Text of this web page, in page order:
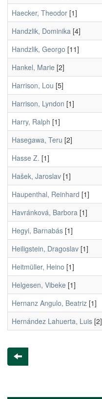
Haecker, Theodor [1]
Handzlik, Dominika [4]
Handzlik, Georgo [11]
Hankel, Marie [2]
Harrison, Lou [5]
Harrison, Lyndon [1]
Harry, Ralph [1]
Hasegawa, Teru [2]
Hasse Z. [1]
Hašek, Jaroslav [1]
Haupenthal, Reinhard [1]
Havránková, Barbora [1]
Hegyi, Barnabás [1]
Heiligstein, Dragoslav [1]
Heitmüller, Heino [1]
Helgesen, Vibeke [1]
Hernanz Angulo, Beatriz [1]
Hernández Lahuerta, Luis [2]